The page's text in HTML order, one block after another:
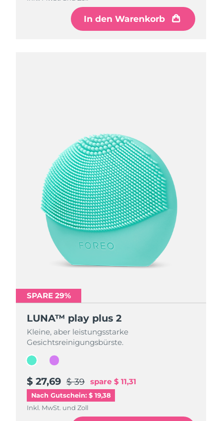
In den Warenkorb
In den Warenkorb
In den Warenkorb
SPARE 29%
LUNA™ play plus 2
Kleine, aber leistungsstarke
Gesichtsreinigungsbürste.
$ 27,69 $ 39 spare $ 11,31
Nach Gutschein: $ 19,38
Inkl. MwSt. und Zoll
SPARE 29%
LUNA™ play plus 2
Kleine, aber leistungsstarke
Gesichtsreinigungsbürste.
$ 27,69 $ 39 spare $ 11,31
Inkl. MwSt. und Zoll